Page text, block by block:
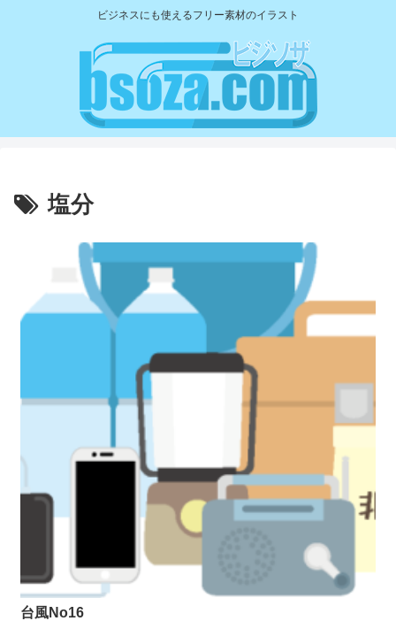
ビジネスにも使えるフリー素材のイラスト
塩分
台風No16